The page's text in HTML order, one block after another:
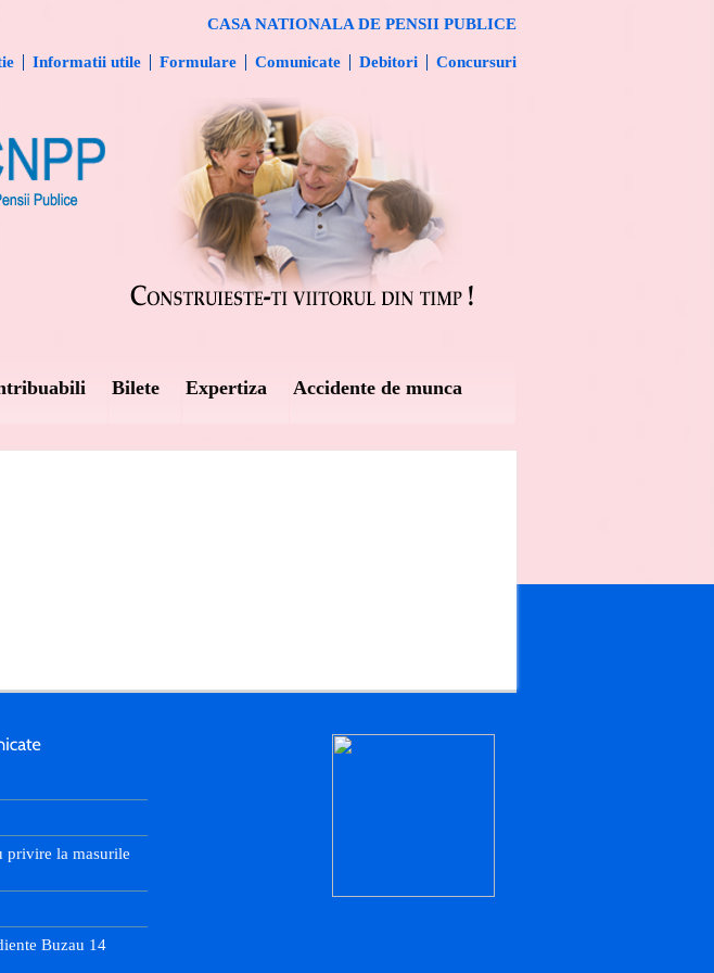
CASA NATIONALA DE PENSII PUBLICE
Informatii utile Formulare Comunicate Debitori Concursuri
Bilete Expertiza Accidente de munca
privire la masurile
Buzau 14